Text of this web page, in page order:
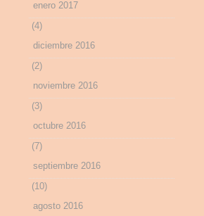
enero 2017
(4)
diciembre 2016
(2)
noviembre 2016
(3)
octubre 2016
(7)
septiembre 2016
(10)
agosto 2016